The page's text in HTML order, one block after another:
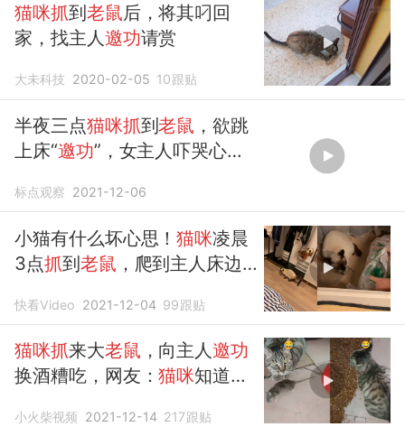
猫咪抓到 老鼠后，将其叼回
家，找主人邀功请赏
大未科技 2020-02-05 10跟贴
半夜三点猫咪抓到老鼠 ，欲跳
上床“邀功”，女主人吓哭心态
标点观察 2021-12-06
小猫有什么坏心思！猫咪凌晨
3点抓到老鼠 ，爬到主人床边
快看Video 2021-12-04 99跟贴
猫咪抓来大老鼠 ，向主人邀功
换酒糟吃，网友：猫咪知道不
小火柴视频 2021-12-14 217跟贴